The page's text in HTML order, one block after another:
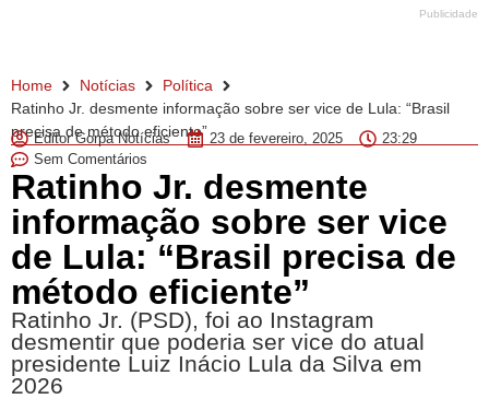
Publicidade
Home Notícias
Política
Ratinho Jr. desmente informação sobre ser vice de Lula: “Brasil
precisa de método eficiente”
Editor Gorpa Notícias 23 de fevereiro, 2025
23:29
Sem Comentários
Ratinho Jr. desmente
informação sobre ser vice
de Lula: “Brasil precisa de
método eficiente”
Ratinho Jr. (PSD), foi ao Instagram
desmentir que poderia ser vice do atual
presidente Luiz Inácio Lula da Silva em
2026